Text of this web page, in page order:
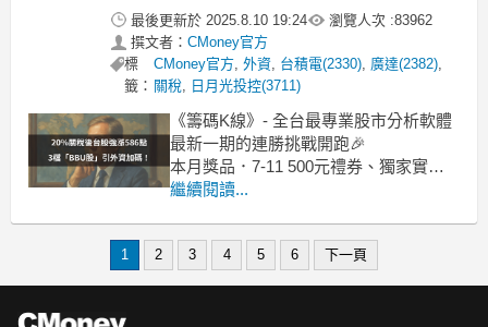
最後更新於 2025.8.10 19:24 瀏覽人次 :83962
撰文者： CMoney官方
標
籤：
CMoney官方,外資, 台積電(2330), 廣達(2382),
關稅, 日月光投控(3711)
《籌碼K線》- 全台最專業股市分析軟體
最新一期的連勝挑戰開跑🎉
本月獎品．7-11 500元禮券、獨家實戰
攻略
．美股K線VIP權限、價值K線VIP權限、
繼續閱讀...
1 2 3 4 5 6 下一頁